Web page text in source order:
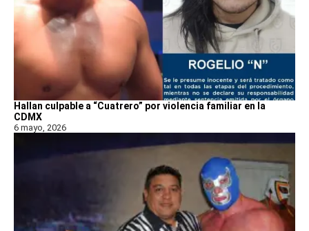
Hallan culpable a “Cuatrero” por violencia familiar en la
CDMX
6 mayo, 2026